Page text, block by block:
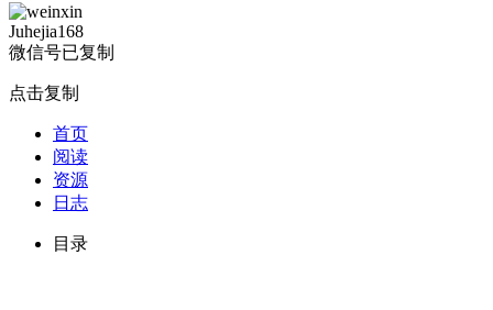
Juhejia168
微信号已复制
点击复制
首页
阅读
资源
日志
目录